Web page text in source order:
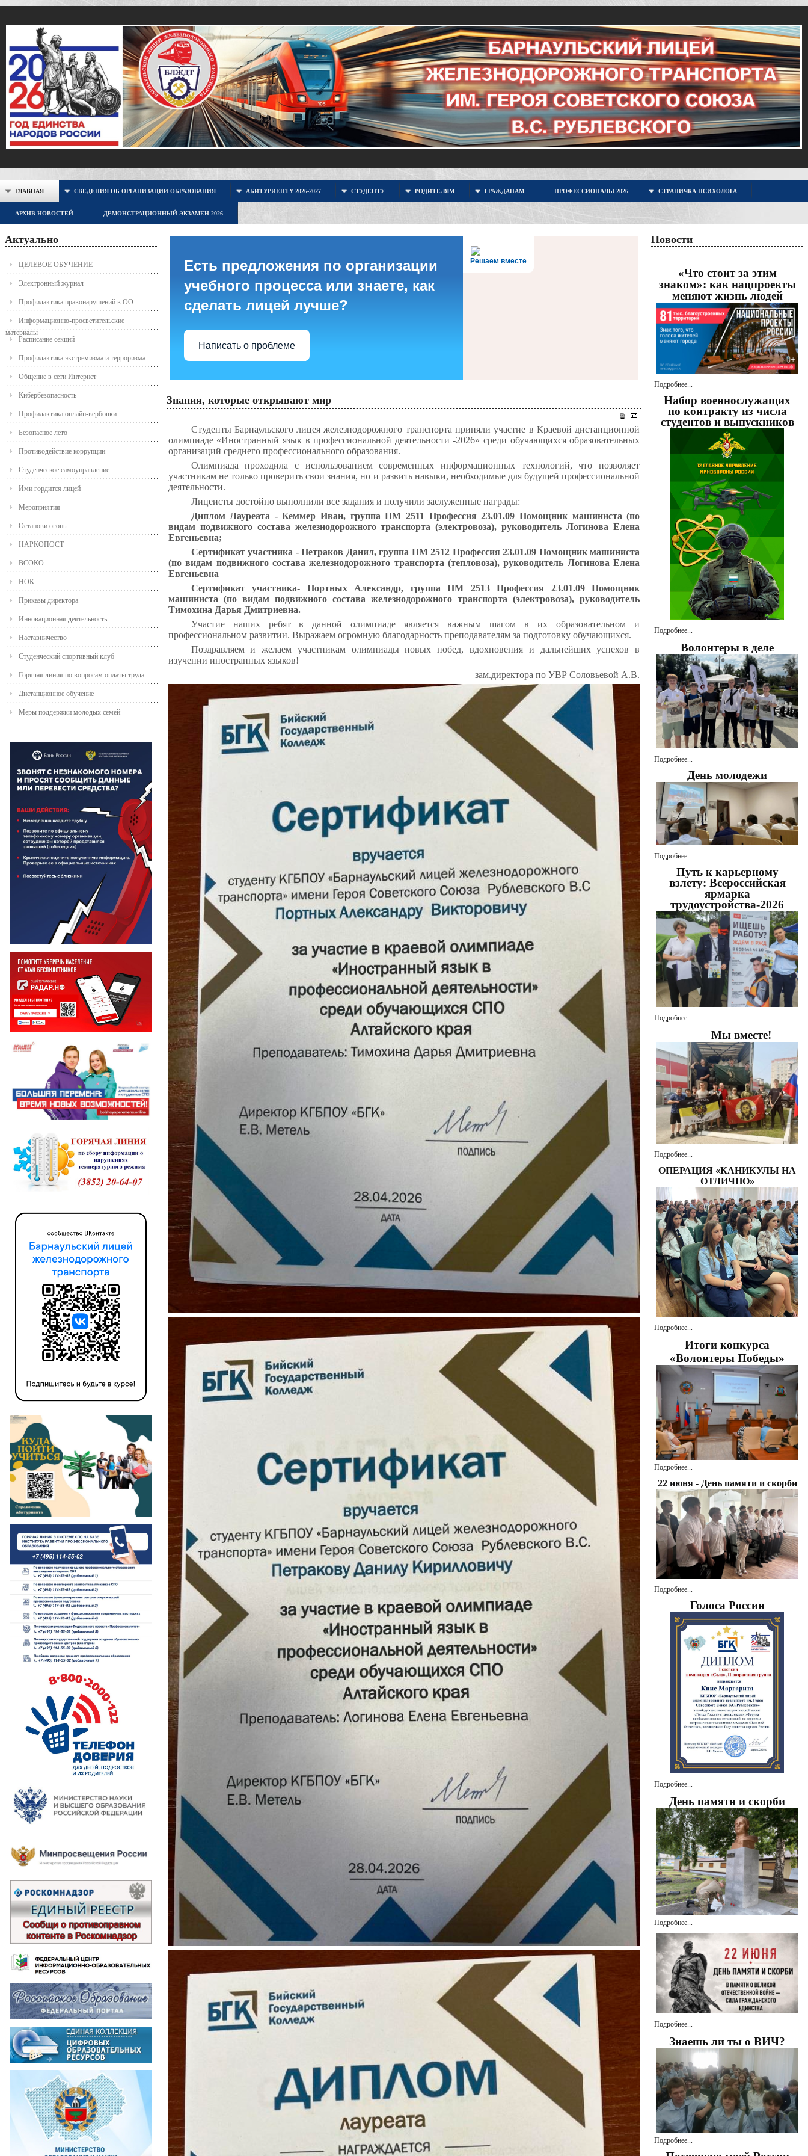
ГЛАВНАЯ СВЕДЕНИЯ ОБ ОРГАНИЗАЦИИ ОБРАЗОВАНИЯ АБИТУРИЕНТУ 2026-2027 СТУДЕНТУ РОДИТЕЛЯМ ГРАЖДАНАМ ПРОФЕССИОНАЛЫ 2026 СТРАНИЧКА ПСИХОЛОГА
АРХИВ НОВОСТЕЙ ДЕМОНСТРАЦИОННЫЙ ЭКЗАМЕН 2026
Актуально
ЦЕЛЕВОЕ ОБУЧЕНИЕ
Электронный журнал
Профилактика правонарушений в ОО
Информационно-просветительские
материалы
Расписание секций
Профилактика экстремизма и терроризма
Общение в сети Интернет
Кибербезопасность
Профилактика онлайн-вербовки
Безопасное лето
Противодействие коррупции
Студенческое самоуправление
Ими гордится лицей
Мероприятия
Останови огонь
НАРКОПОСТ
ВСОКО
НОК
Приказы директора
Инновационная деятельность
Наставничество
Студенческий спортивный клуб
Горячая линия по вопросам оплаты труда
Дистанционное обучение
Меры поддержки молодых семей
Решаем вместе
Есть предложения по организации
учебного процесса или знаете, как
сделать лицей лучше?
Написать о проблеме
Знания, которые открывают мир
Студенты Барнаульского лицея железнодорожного транспорта приняли участие в Краевой дистанционной
олимпиаде «Иностранный язык в профессиональной деятельности -2026» среди обучающихся образовательных
организаций среднего профессионального образования.
Олимпиада проходила с использованием современных информационных технологий, что позволяет
участникам не только проверить свои знания, но и развить навыки, необходимые для будущей профессиональной
деятельности.
Лицеисты достойно выполнили все задания и получили заслуженные награды:
Диплом Лауреата - Кеммер Иван, группа ПМ 2511 Профессия 23.01.09 Помощник машиниста (по
видам подвижного состава железнодорожного транспорта (электровоза), руководитель Логинова Елена
Евгеньевна;
Сертификат участника - Петраков Данил, группа ПМ 2512 Профессия 23.01.09 Помощник машиниста
(по видам подвижного состава железнодорожного транспорта (тепловоза), руководитель Логинова Елена
Евгеньевна
Сертификат участника- Портных Александр, группа ПМ 2513 Профессия 23.01.09 Помощник
машиниста (по видам подвижного состава железнодорожного транспорта (электровоза), руководитель
Тимохина Дарья Дмитриевна.
Участие наших ребят в данной олимпиаде является важным шагом в их образовательном и
профессиональном развитии. Выражаем огромную благодарность преподавателям за подготовку обучающихся.
Поздравляем и желаем участникам олимпиады новых побед, вдохновения и дальнейших успехов в
изучении иностранных языков!
зам.директора по УВР Соловьевой А.В.
Новости
«Что стоит за этим
знаком»: как нацпроекты
меняют жизнь людей
Подробнее...
Набор военнослужащих
по контракту из числа
студентов и выпускников
Подробнее...
Волонтеры в деле
Подробнее...
День молодежи
Подробнее...
Путь к карьерному
взлету: Всероссийская
ярмарка
трудоустройства-2026
Подробнее...
Мы вместе!
Подробнее...
ОПЕРАЦИЯ «КАНИКУЛЫ НА
ОТЛИЧНО»
Подробнее...
Итоги конкурса
«Волонтеры Победы»
Подробнее...
22 июня - День памяти и скорби
Подробнее...
Голоса России
Подробнее...
День памяти и скорби
Подробнее...
Подробнее...
Знаешь ли ты о ВИЧ?
Подробнее...